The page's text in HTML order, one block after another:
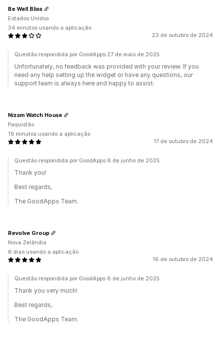
23 de outubro de 2024
Be Well Bliss
Estados Unidos
34 minutos usando a aplicação
Questão respondida por GoodApps 27 de maio de 2025
Unfortunately, no feedback was provided with your review. If you
need any help setting up the widget or have any questions, our
support team is always here and happy to assist.
17 de outubro de 2024
Nizam Watch House
Paquistão
19 minutos usando a aplicação
Questão respondida por GoodApps 6 de junho de 2025
Thank you!
Best regards,
The GoodApps Team.
16 de outubro de 2024
Revolve Group
Nova Zelândia
6 dias usando a aplicação
Questão respondida por GoodApps 6 de junho de 2025
Thank you very much!
Best regards,
The GoodApps Team.